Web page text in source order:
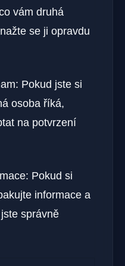
vám druhá
se ji opravdu
Pokud jste si
osoba říká,
na potvrzení
Pokud si
informace a
správně